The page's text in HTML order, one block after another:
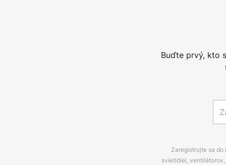
Buďte prvý, kto
Zaregistrujte sa
svietidiel,